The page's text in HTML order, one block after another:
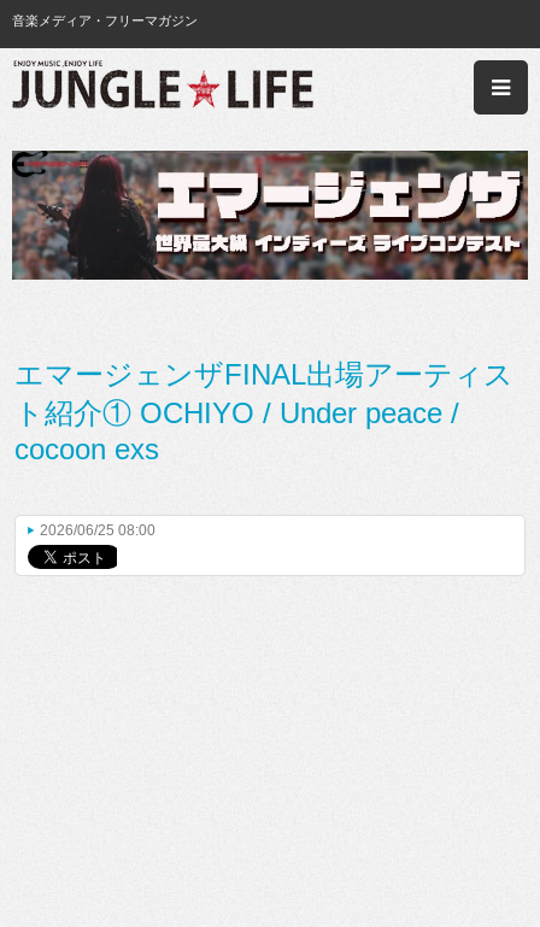
音楽メディア・フリーマガジン
エマージェンザFINAL出場アーティス
ト紹介① OCHIYO / Under peace /
cocoon exs
2026/06/25 08:00